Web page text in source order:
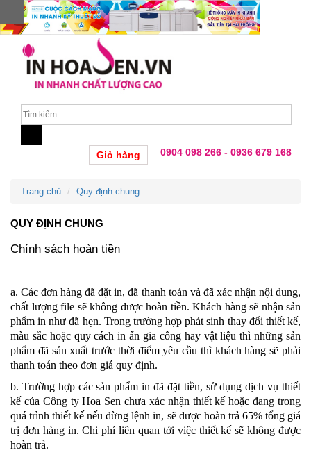
0904 098 266 - 0936 679 168
Giỏ hàng
Trang chủ Quy định chung
QUY ĐỊNH CHUNG
Chính sách hoàn tiền
a. Các đơn hàng đã đặt in, đã thanh toán và đã xác nhận nội dung,
chất lượng file sẽ không được hoàn tiền. Khách hàng sẽ nhận sản
phẩm in như đã hẹn. Trong trường hợp phát sinh thay đổi thiết kế,
màu sắc hoặc quy cách in ấn gia công hay vật liệu thì những sản
phẩm đã sản xuất trước thời điểm yêu cầu thì khách hàng sẽ phải
thanh toán theo đơn giá quy định.
b. Trường hợp các sản phẩm in đã đặt tiền, sử dụng dịch vụ thiết
kế của Công ty Hoa Sen chưa xác nhận thiết kế hoặc đang trong
quá trình thiết kế nếu dừng lệnh in, sẽ được hoàn trả 65% tổng giá
trị đơn hàng in. Chi phí liên quan tới việc thiết kế sẽ không được
hoàn trả.